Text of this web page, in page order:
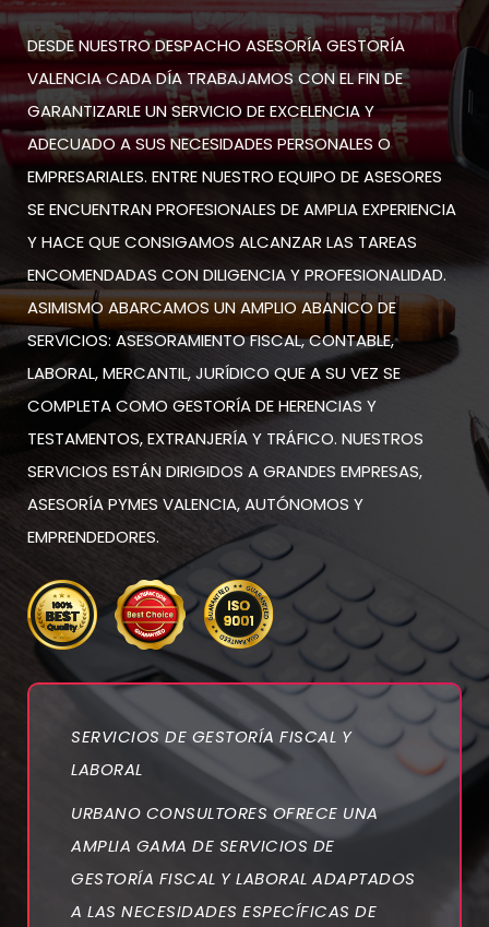
DESDE NUESTRO DESPACHO ASESORÍA GESTORÍA
VALENCIA CADA DÍA TRABAJAMOS CON EL FIN DE
GARANTIZARLE UN SERVICIO DE EXCELENCIA Y
ADECUADO A SUS NECESIDADES PERSONALES O
EMPRESARIALES. ENTRE NUESTRO EQUIPO DE ASESORES
SE ENCUENTRAN PROFESIONALES DE AMPLIA EXPERIENCIA
Y HACE QUE CONSIGAMOS ALCANZAR LAS TAREAS
ENCOMENDADAS CON DILIGENCIA Y PROFESIONALIDAD.
ASIMISMO ABARCAMOS UN AMPLIO ABANICO DE
SERVICIOS: ASESORAMIENTO FISCAL, CONTABLE,
LABORAL, MERCANTIL, JURÍDICO QUE A SU VEZ SE
COMPLETA COMO GESTORÍA DE HERENCIAS Y
TESTAMENTOS, EXTRANJERÍA Y TRÁFICO. NUESTROS
SERVICIOS ESTÁN DIRIGIDOS A GRANDES EMPRESAS,
ASESORÍA PYMES VALENCIA, AUTÓNOMOS Y
EMPRENDEDORES.
SERVICIOS DE GESTORÍA FISCAL Y
LABORAL
URBANO CONSULTORES OFRECE UNA
AMPLIA GAMA DE SERVICIOS DE
GESTORÍA FISCAL Y LABORAL ADAPTADOS
A LAS NECESIDADES ESPECÍFICAS DE